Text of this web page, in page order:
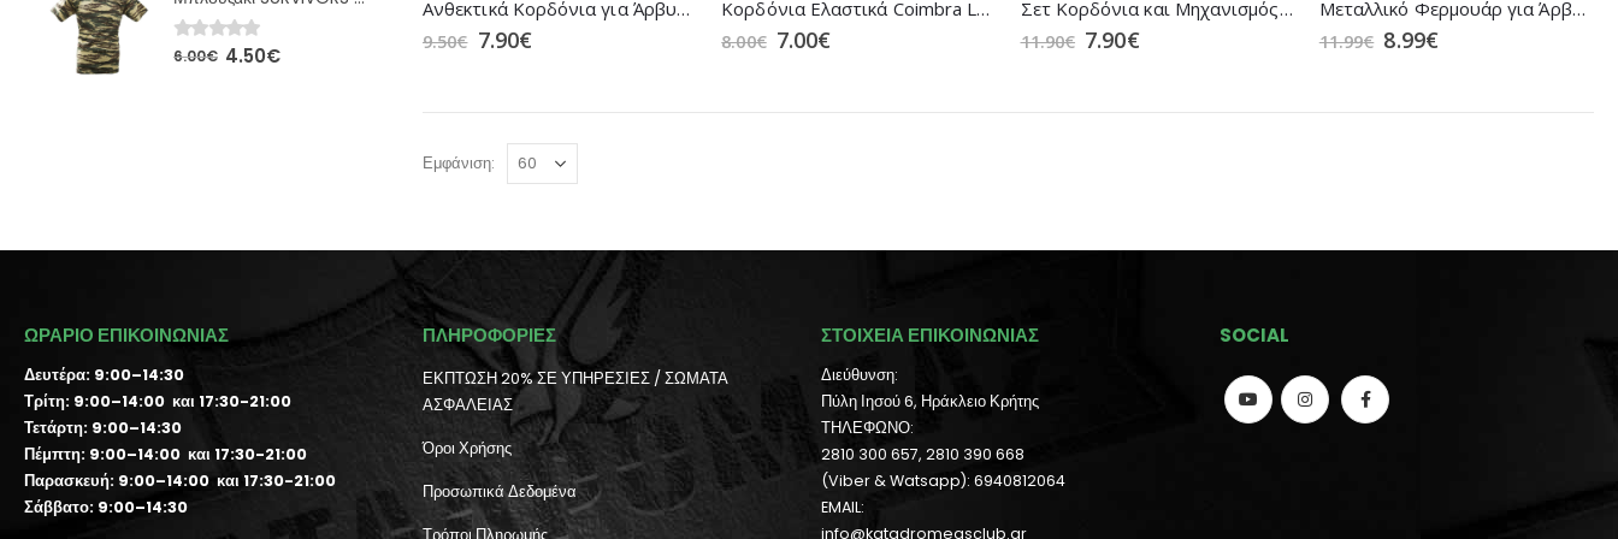
Ανθεκτικά Κορδόνια για Άρβυλα (1.90m) της MAGNUM
9.50€ 7.90€
Κορδόνια Ελαστικά Coimbra Lock 130cm της PELEKAN
8.00€ 7.00€
Σετ Κορδόνια και Μηχανισμός Ταχείας Απελευθέρωσης για Υποδήματα Ασφαλείας HAIX Black Eagle Safety Mid (705011)
11.90€ 7.90€
Μεταλλικό Φερμουάρ για Άρβυλα Ζεύγος (Δώρο τα κορδόνια)
11.99€ 8.99€
Εμφάνιση:
0out of 5
6.00€ 4.50€
ΩΡΑΡΙΟ ΕΠΙΚΟΙΝΩΝΙΑΣ
Δευτέρα: 9:00–14:30
Τρίτη: 9:00–14:00 και 17:30-21:00
Τετάρτη: 9:00–14:30
Πέμπτη: 9:00–14:00 και 17:30-21:00
Παρασκευή: 9:00–14:00 και 17:30-21:00
Σάββατο: 9:00–14:30
ΠΛΗΡΟΦΟΡΙΕΣ
ΕΚΠΤΩΣΗ 20% ΣΕ ΥΠΗΡΕΣΙΕΣ / ΣΩΜΑΤΑ
ΑΣΦΑΛΕΙΑΣ
Όροι Χρήσης
Προσωπικά Δεδομένα
Τρόποι Πληρωμής
ΣΤΟΙΧΕΙΑ ΕΠΙΚΟΙΝΩΝΙΑΣ
Διεύθυνση:
Πύλη Ιησού 6, Ηράκλειο Κρήτης
ΤΗΛΕΦΩΝΟ:
2810 300 657, 2810 390 668
(Viber & Watsapp): 6940812064
EMAIL:
info@katadromeasclub.gr
SOCIAL